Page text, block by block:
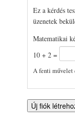
Ez a kérdés
üzenetek
Matematikai
10 + 2 =
A fenti művelet